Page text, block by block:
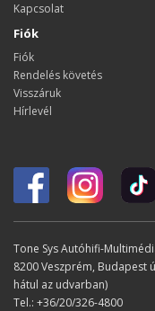
Kapcsolat
Fiók
Fiók
Rendelés követés
Visszáruk
Hírlevél
Tone Sys Autóhifi-
8200 Veszprém, Budapest
hátul az udvarban)
Tel.: +36/20/326-4800